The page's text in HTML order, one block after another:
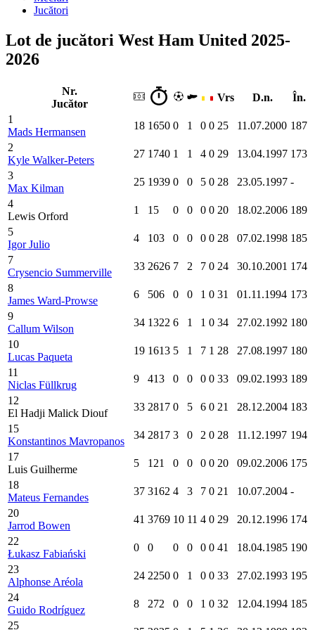
Jucători
Lot de jucători West Ham United 2025-
2026
Nr.
Jucător
Vrs D.n.
În.
1
Mads Hermansen
18 1650 0 1 0 0 25 11.07.2000 187
2
Kyle Walker-Peters
27 1740 1 1 4 0 29 13.04.1997 173
3
Max Kilman
25 1939 0 0 5 0 28 23.05.1997 -
4
Lewis Orford
1 15 0 0 0 0 20 18.02.2006 189
5
Igor Julio
4 103 0 0 0 0 28 07.02.1998 185
7
Crysencio Summerville
33 2626 7 2 7 0 24 30.10.2001 174
8
James Ward-Prowse
6 506 0 0 1 0 31 01.11.1994 173
9
Callum Wilson
34 1322 6 1 1 0 34 27.02.1992 180
10
Lucas Paqueta
19 1613 5 1 7 1 28 27.08.1997 180
11
Niclas Füllkrug
9 413 0 0 0 0 33 09.02.1993 189
12
El Hadji Malick Diouf
33 2817 0 5 6 0 21 28.12.2004 183
15
Konstantinos Mavropanos
34 2817 3 0 2 0 28 11.12.1997 194
17
Luis Guilherme
5 121 0 0 0 0 20 09.02.2006 175
18
Mateus Fernandes
37 3162 4 3 7 0 21 10.07.2004 -
20
Jarrod Bowen
41 3769 10 11 4 0 29 20.12.1996 174
22
Łukasz Fabiański
0 0 0 0 0 0 41 18.04.1985 190
23
Alphonse Aréola
24 2250 0 1 0 0 33 27.02.1993 195
24
Guido Rodríguez
8 272 0 0 1 0 32 12.04.1994 185
25